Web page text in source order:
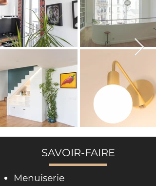
SAVOIR-FAIRE
Menuiserie